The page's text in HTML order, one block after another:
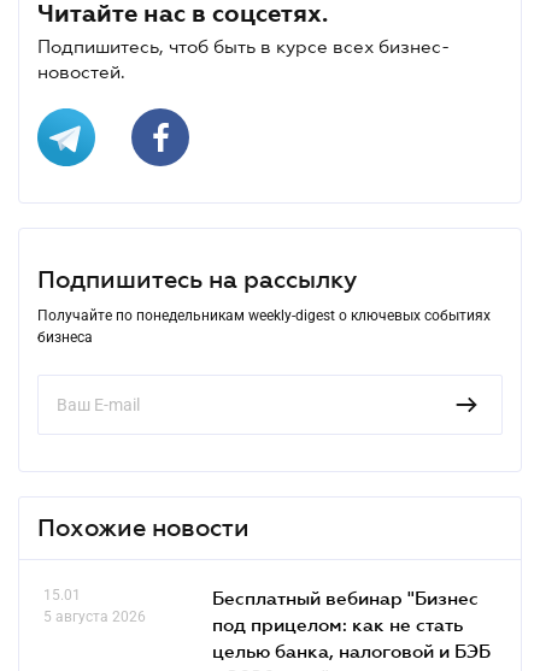
Читайте нас в соцсетях.
Подпишитесь, чтоб быть в курсе всех бизнес-
новостей.
Подпишитесь на рассылку
Получайте по понедельникам weekly-digest о ключевых событиях
бизнеса
Похожие новости
15.01
5 августа 2026
Бесплатный вебинар "Бизнес
под прицелом: как не стать
целью банка, налоговой и БЭБ